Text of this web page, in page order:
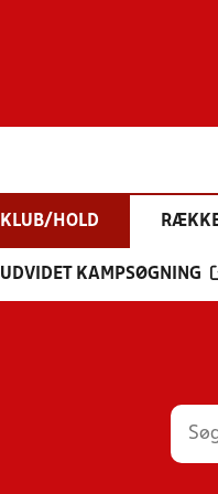
KLUB/HOLD
UDVIDET KAMPSØGNING